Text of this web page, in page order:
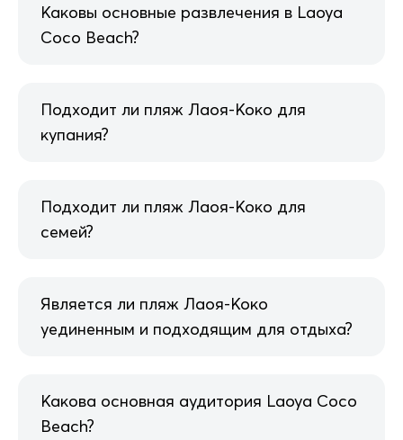
Каковы основные развлечения в Laoya
Coco Beach?
Подходит ли пляж Лаоя-Коко для
купания?
Подходит ли пляж Лаоя-Коко для
семей?
Является ли пляж Лаоя-Коко
уединенным и подходящим для отдыха?
Какова основная аудитория Laoya Coco
Beach?